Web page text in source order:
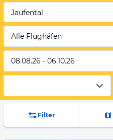
Jaufental
Alle Flughäfen
08.08.26 - 06.10.26
Filter